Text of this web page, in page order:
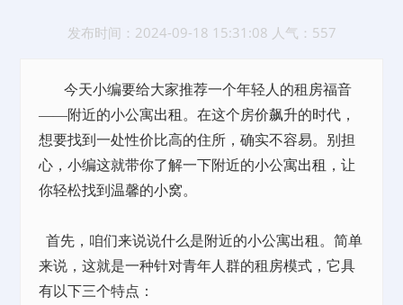
发布时间：2024-09-18 15:31:08 人气：557
今天小编要给大家推荐一个年轻人的租房福音
——附近的小公寓出租 。在这个房价飙升的时代，
想要找到一处性价比高的住所，确实不容易。别担
心，小编这就带你了解一下附近的小公寓出租 ，让
你轻松找到温馨的小窝。
首先，咱们来说说什么是附近的小公寓出租 。简单
来说，这就是一种针对青年人群的租房模式，它具
有以下三个特点：